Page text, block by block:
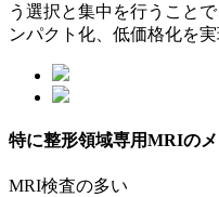
う選択と集中を行うこと
ンパクト化、低価格化を実
特に整形領域専用MRIの
MRI検査の多い